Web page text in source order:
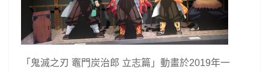
「鬼滅之刃 竈門炭治郎 立志篇」動畫於2019年一